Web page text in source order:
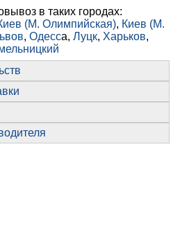
в таких городах:
(М. Олимпийская), Киев (М.
, Одесса, Луцк, Харьков,